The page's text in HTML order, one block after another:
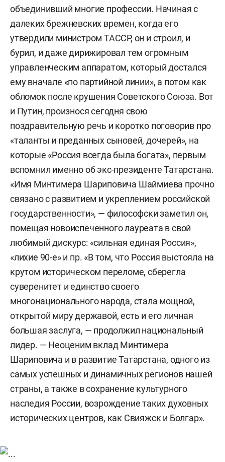
объединивший многие профессии. Начиная с
далеких брежневских времен, когда его
утвердили министром ТАССР, он и строил, и
бурил, и даже дирижировал тем огромным
управленческим аппаратом, который достался
ему вначале «по партийной линии», а потом как
обломок после крушения Советского Союза. Вот
и Путин, произнося сегодня свою
поздравительную речь и коротко поговорив про
«таланты и преданных сыновей, дочерей», на
которые «Россия всегда была богата», первым
вспомнил именно об экс-президенте Татарстана.
«Имя Минтимера Шариповича Шаймиева прочно
связано с развитием и укреплением российской
государственности», — философски заметил он,
помещая новоиспеченного лауреата в свой
любимый дискурс: «сильная единая Россия»,
«лихие 90-е» и пр. «В том, что Россия выстояла на
крутом историческом переломе, сберегла
суверенитет и единство своего
многонационального народа, стала мощной,
открытой миру державой, есть и его личная
большая заслуга, — продолжил национальный
лидер. — Неоценим вклад Минтимера
Шариповича и в развитие Татарстана, одного из
самых успешных и динамичных регионов нашей
страны, а также в сохранение культурного
наследия России, возрождение таких духовных
исторических центров, как Свияжск и Болгар».